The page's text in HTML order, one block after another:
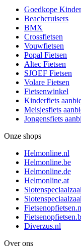
Goedkope
Beachcruisers
BMX
Crossfietsen
Vouwfietsen
Popal Fietsen
Altec Fietsen
SJOEF Fietsen
Volare Fietsen
Fietsenwinkel
Kinderfiets
Meisjesfiets
Jongensfiets
Onze shops
Helmonline.nl
Helmonline.be
Helmonline.de
Helmonline.at
Diverzus.nl
Over ons